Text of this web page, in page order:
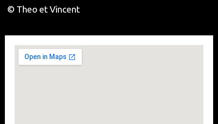
© Theo et Vincent